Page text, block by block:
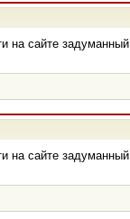
на сайте задуманный
на сайте задуманный